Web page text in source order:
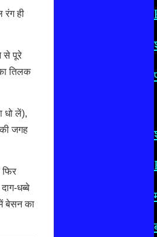
रंग ही
से पूरे
तिलक
धो लें),
जगह
धब्बे
बेसन का